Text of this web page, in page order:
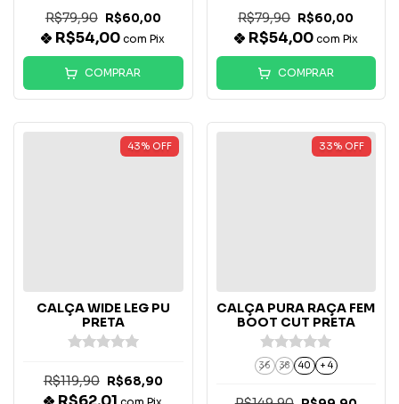
R$79,90 R$60,00
R$54,00com Pix
COMPRAR
R$79,90 R$60,00
R$54,00 com Pix
COMPRAR
43% OFF
CALÇA WIDE LEG PU
PRETA
R$119,90 R$68,90
33% OFF
CALÇA PURA RAÇA FEM
BOOT CUT PRETA
36 38 40 + 4